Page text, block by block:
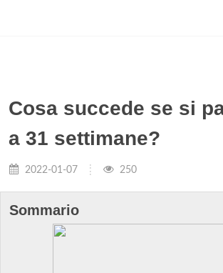
Cosa succede se si
a 31 settimane?
2022-01-07 250
Sommario